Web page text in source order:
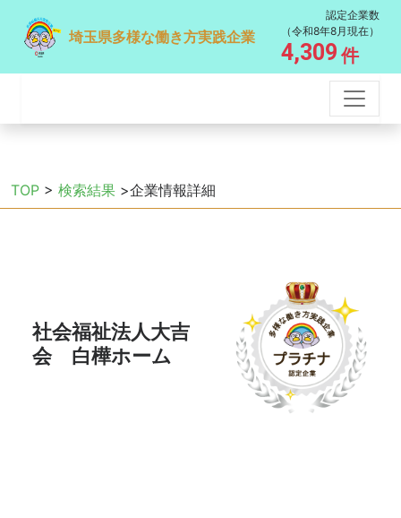
埼玉県多様な働き方実践企業
認定企業数
（令和8年8月現在）
4,309 件
TOP > 検索結果 >企業情報詳細
社会福祉法人大吉
会 白樺ホーム